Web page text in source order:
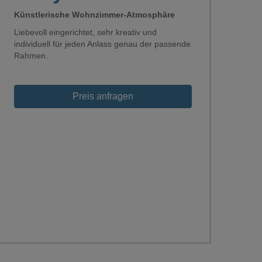
Künstlerische Wohnzimmer-Atmosphäre
Liebevoll eingerichtet, sehr kreativ und
individuell für jeden Anlass genau der passende
Rahmen.
Preis anfragen